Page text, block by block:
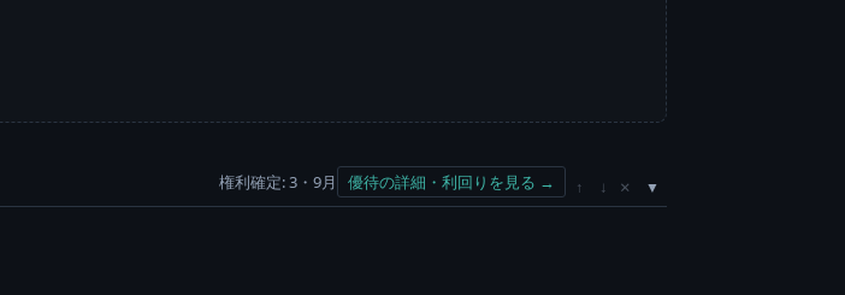
権利確定: 3・9月 優待の詳細・利回りを見る → ↑ ↓ ×